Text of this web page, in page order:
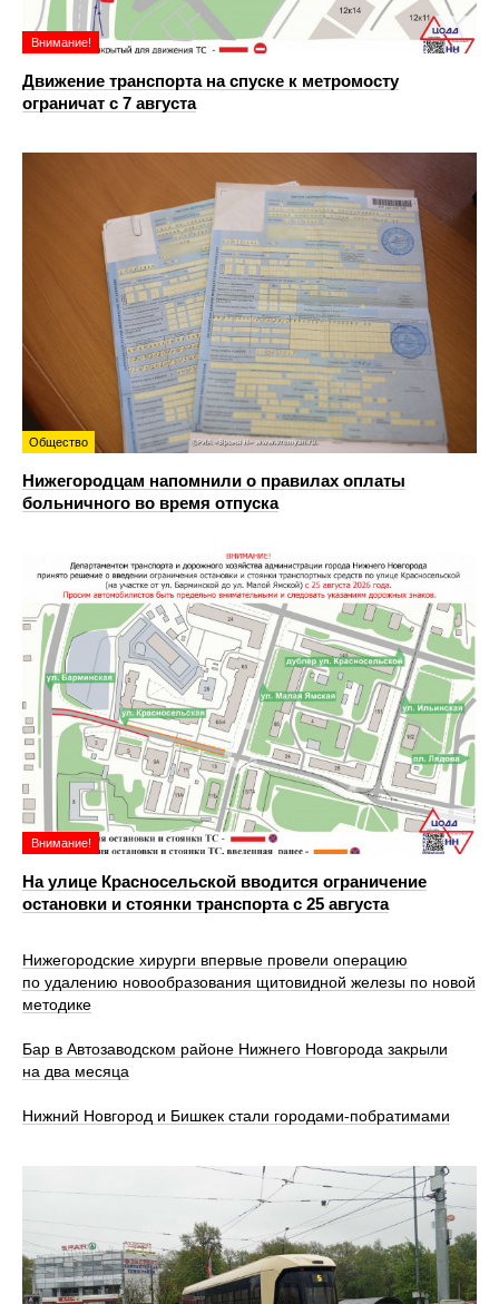
Внимание!
Движение транспорта на спуске к метромосту
ограничат с 7 августа
Общество
Нижегородцам напомнили о правилах оплаты
больничного во время отпуска
Внимание!
На улице Красносельской вводится ограничение
остановки и стоянки транспорта с 25 августа
Нижегородские хирурги впервые провели операцию
по удалению новообразования щитовидной железы по новой
методике
Бар в Автозаводском районе Нижнего Новгорода закрыли
на два месяца
Нижний Новгород и Бишкек стали городами-побратимами